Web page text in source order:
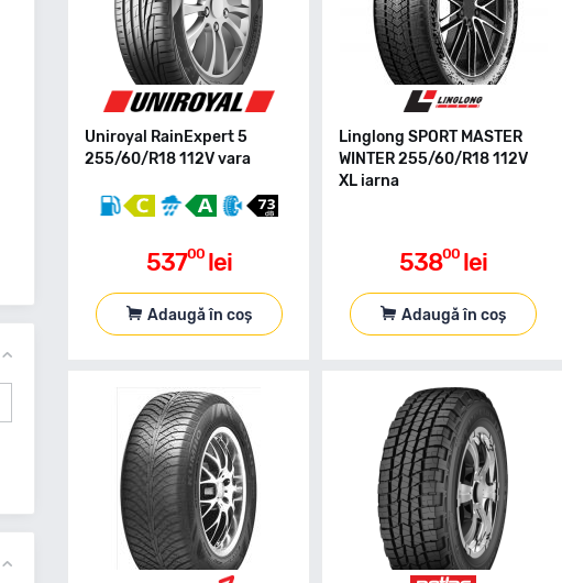
Uniroyal RainExpert 5
255/60/R18 112V vara
53700 lei
Adaugă în coș
Linglong SPORT MASTER
WINTER 255/60/R18 112V
XL iarna
53800 lei
Adaugă în coș